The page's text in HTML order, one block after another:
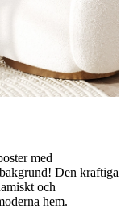
med
Den kraftiga
och
hem.